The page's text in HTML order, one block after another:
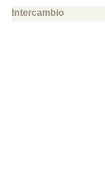
Intercambio